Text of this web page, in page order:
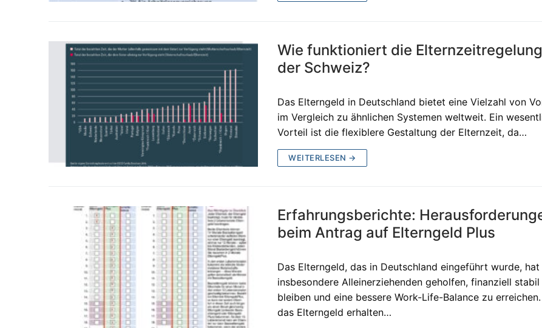
Wie funktioniert die
der Schweiz?
Das Elterngeld in Deutschland bietet eine Vielzahl von
im Vergleich zu ähnlichen Systemen weltweit. Ein
Vorteil ist die flexiblere Gestaltung der Elternzeit, da…
WEITERLESEN →
Erfahrungsberichte:
beim Antrag auf Elterngeld Plus
Das Elterngeld, das in Deutschland eingeführt wurde, hat
insbesondere Alleinerziehenden geholfen, finanziell stabil
bleiben und eine bessere Work-Life-Balance zu
das Elterngeld erhalten…